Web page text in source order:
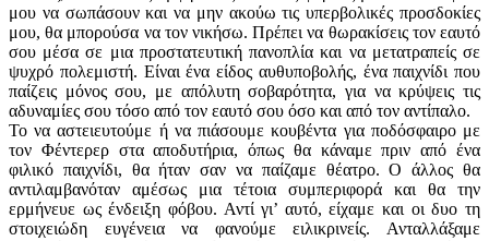
μου να σωπάσουν και να μην ακούω τις υπερβολικές προσδοκίες
μου, θα μπορούσα να τον νικήσω. Πρέπει να θωρακίσεις τον εαυτό
σου μέσα σε μια προστατευτική πανοπλία και να μετατραπείς σε
ψυχρό πολεμιστή. Είναι ένα είδος αυθυποβολής, ένα παιχνίδι που
παίζεις μόνος σου, με απόλυτη σοβαρότητα, για να κρύψεις τις
αδυναμίες σου τόσο από τον εαυτό σου όσο και από τον αντίπαλο.
Το να αστειευτούμε ή να πιάσουμε κουβέντα για ποδόσφαιρο με
τον Φέντερερ στα αποδυτήρια, όπως θα κάναμε πριν από ένα
φιλικό παιχνίδι, θα ήταν σαν να παίζαμε θέατρο. Ο άλλος θα
αντιλαμβανόταν αμέσως μια τέτοια συμπεριφορά και θα την
ερμήνευε ως ένδειξη φόβου. Αντί γι’ αυτό, είχαμε και οι δυο τη
στοιχειώδη ευγένεια να φανούμε ειλικρινείς. Ανταλλάξαμε